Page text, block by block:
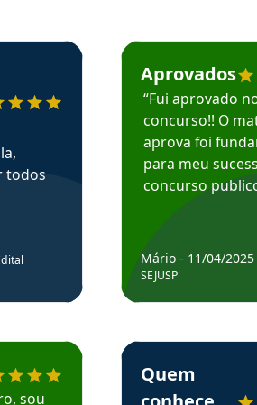
o Aprova Concursos em depoimento
todos
o Aprova Concursos em depoimento
sou
Estudante Mário
Aprovados
“Fui aprovado
concurso!! O
aprova foi
para meu
concurso
Mário - 11/04/2025
SEJUSP
Estudante Henrique
Quem